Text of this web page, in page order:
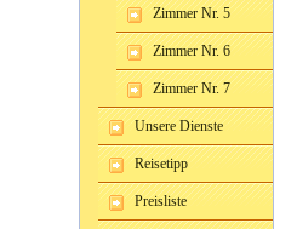
Zimmer Nr. 5
Zimmer Nr. 6
Zimmer Nr. 7
Unsere Dienste
Reisetipp
Preisliste